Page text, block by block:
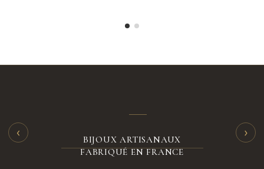
‹
BIJOUX ARTISANAUX
FABRIQUÉ EN FRANCE
›